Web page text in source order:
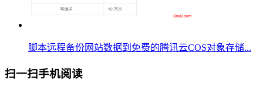
脚本远程备份网站数据到免费的腾讯云COS对象存储...
扫一扫手机阅读